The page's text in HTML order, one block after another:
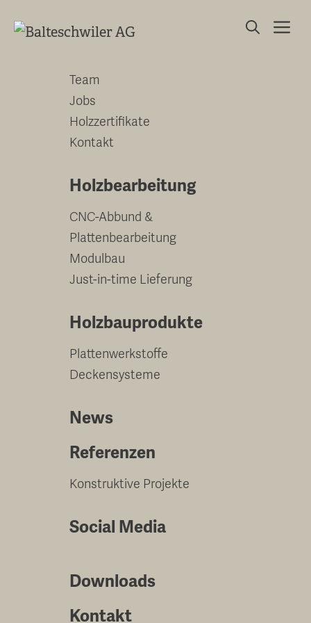
zum
Team
Jobs
Holzzertifikate
Kontakt
Holzbearbeitung
CNC-Abbund &
Plattenbearbeitung
Modulbau
Just-in-time Lieferung
Holzbauprodukte
Plattenwerkstoffe
Deckensysteme
News
Referenzen
Konstruktive Projekte
Social Media
Downloads
Kontakt